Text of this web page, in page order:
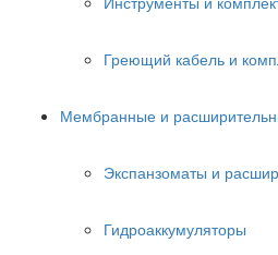
Греющий кабель и
Мембранные и
Экспанзоматы и
Гидроаккумуляторы